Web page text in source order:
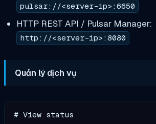
pulsar://<server-ip>:6650
HTTP REST API / Pulsar Manager:
http://<server-ip>:8080
Quản lý dịch vụ
# View status